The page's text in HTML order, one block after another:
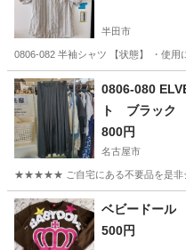
半田市
0806-082 半袖シャツ 【状態】 ・使
愛知 半田市
0806-080
ト ブラック
800円
名古屋市
★★★★★ ご自宅にある不要品を是非ジ
愛知 名古屋市 その他
ベビードール
500円